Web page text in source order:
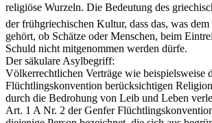
religiöse Wurzeln. Die Bedeutung des
der frühgriechischen Kultur, dass das, was
gehört, ob Schätze oder Menschen, beim
Schuld nicht mitgenommen werden dürfe.
Der säkulare Asylbegriff:
Völkerrechtlichen Verträge wie beispielsweise
Flüchtlingskonvention berücksichtigen
durch die Bedrohung von Leib und Leben
Art. 1 A Nr. 2 der Genfer